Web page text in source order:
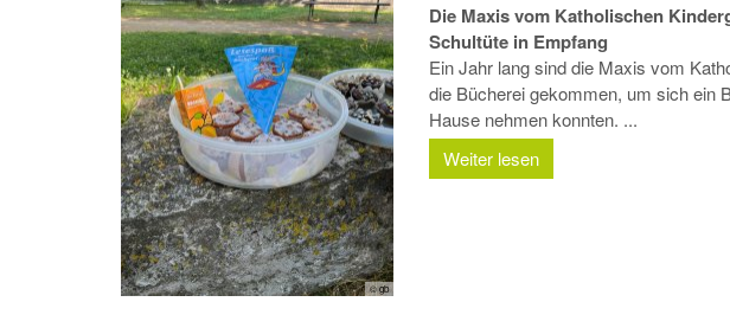
© gb
Die Maxis vom Katholischen
Schultüte in Empfang
Ein Jahr lang sind die Maxis vom
die Bücherei gekommen, um sich ein
Hause nehmen konnten. ...
Weiter lesen